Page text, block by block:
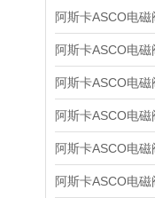
阿斯卡ASCO电
阿斯卡ASCO电
阿斯卡ASCO电
阿斯卡ASCO电